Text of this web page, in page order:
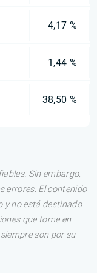
4,17 %
1,44 %
38,50 %
Sin embargo,
errores. El contenido
y no está destinado
que tome en
son por su